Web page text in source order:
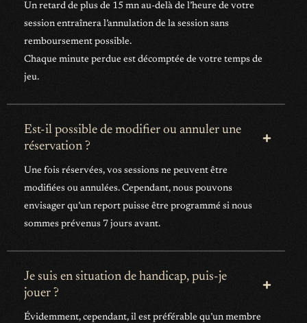
Un retard de plus de 15 mn au-delà de l’heure de votre
session entraînera l’annulation de la session sans
remboursement possible.
Chaque minute perdue est décomptée de votre temps de
jeu.
Est-il possible de modifier ou annuler une
réservation ?
Une fois réservées, vos sessions ne peuvent être
modifiées ou annulées. Cependant, nous pouvons
envisager qu’un report puisse être programmé si nous
sommes prévenus 7 jours avant.
Je suis en situation de handicap, puis-je
jouer ?
Évidemment, cependant, il est préférable qu’un membre